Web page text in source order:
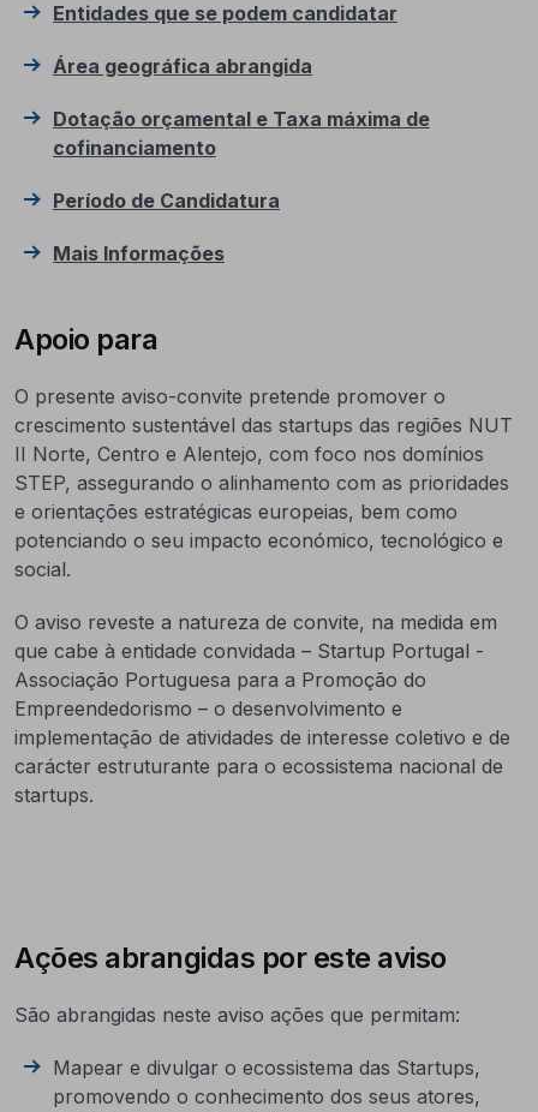
Entidades que se podem candidatar
Área geográfica abrangida
Dotação orçamental e Taxa máxima de
cofinanciamento
Período de Candidatura
Mais Informações
Apoio para
O presente aviso-convite pretende promover o
crescimento sustentável das startups das regiões NUT
II Norte, Centro e Alentejo, com foco nos domínios
STEP, assegurando o alinhamento com as prioridades
e orientações estratégicas europeias, bem como
potenciando o seu impacto económico, tecnológico e
social.
O aviso reveste a natureza de convite, na medida em
que cabe à entidade convidada – Startup Portugal -
Associação Portuguesa para a Promoção do
Empreendedorismo – o desenvolvimento e
implementação de atividades de interesse coletivo e de
carácter estruturante para o ecossistema nacional de
startups.
Ações abrangidas por este aviso
São abrangidas neste aviso ações que permitam:
Mapear e divulgar o ecossistema das Startups,
promovendo o conhecimento dos seus atores,